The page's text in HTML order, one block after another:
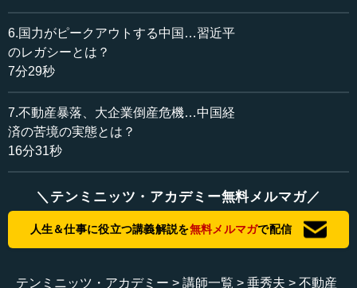
ら、中国経済が悪くなっていくときによりマイナスにな
る。なぜ経済の悪いときに、こんなことをするのか」とい
うことです。
なおかつ、一方で、商務部などは「どんどん投資に来て
くれ」と言って、私が（日本に）帰ってきた2023年の4月
や5月には、月に何十件もの投資誘致訪日団を日本に出して
いるわけです。毎月です。にもかかわらず、みんな来たく
ない。ビザの話もそうでしたし、もう一つには邦人拘束の
話もあった。そういうところをもう少し柔らかくすれば相
当変わってくるのに、なぜかそこに手を付けないわけで
す。
なぜかといえば、これは「国家の安全」の関係です。だ
6.国力がピークアウトする中国…習近平
のレガシーとは？
7分29秒
7.不動産暴落、大企業倒産危機…中国経
済の苦境の実態とは？
16分31秒
＼テンミニッツ・アカデミー無料メルマガ／
人生＆仕事に役立つ講義解説を無料メルマガで配信
テンミニッツ・アカデミー 講師一覧 垂秀夫 不動産